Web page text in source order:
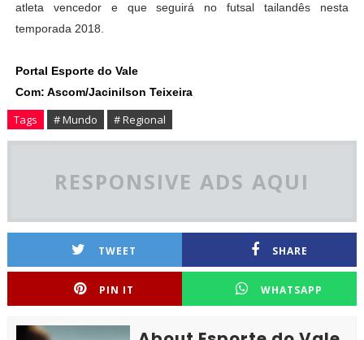
atleta vencedor e que seguirá no futsal tailandês nesta
temporada 2018.
Portal Esporte do Vale
Com: Ascom/Jacinilson Teixeira
Tags # Mundo # Regional
RESPONSIVE ADS AQUI
TWEET SHARE
PIN IT WHATSAPP